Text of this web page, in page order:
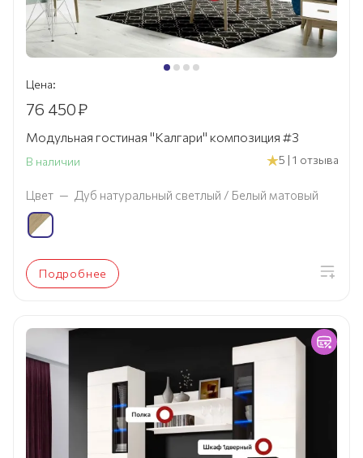
Цена:
76 450₽
Модульная гостиная "Калгари" композиция #3
В наличии 5 | 1 отзыва
Цвет — Дуб натуральный светлый / Белый матовый
Подробнее